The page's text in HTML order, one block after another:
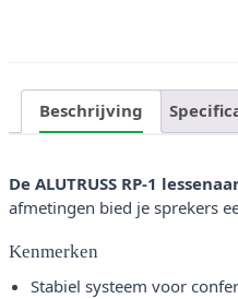
Beschrijving
De ALUTRUSS RP-1
afmetingen bied je sprekers
Kenmerken
Stabiel systeem voor